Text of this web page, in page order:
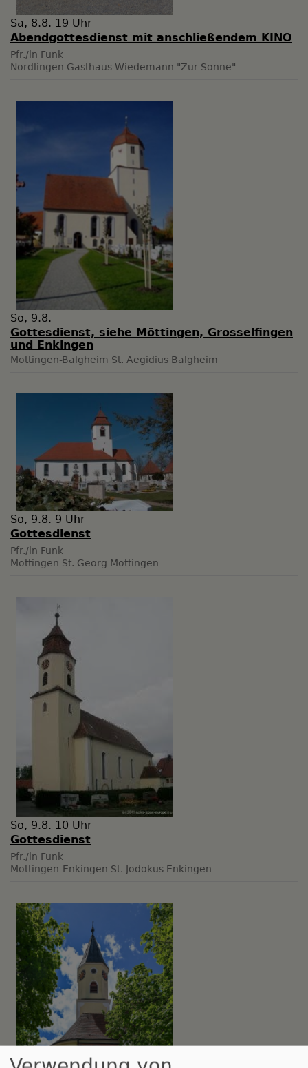
Sa, 8.8. 19 Uhr
Abendgottesdienst mit anschließendem KINO
Pfr./in Funk
Nördlingen Gasthaus Wiedemann "Zur Sonne"
So, 9.8.
Gottesdienst, siehe Möttingen, Grosselfingen
und Enkingen
Möttingen-Balgheim St. Aegidius Balgheim
So, 9.8. 9 Uhr
Gottesdienst
Pfr./in Funk
Möttingen St. Georg Möttingen
So, 9.8. 10 Uhr
Gottesdienst
Pfr./in Funk
Möttingen-Enkingen St. Jodokus Enkingen